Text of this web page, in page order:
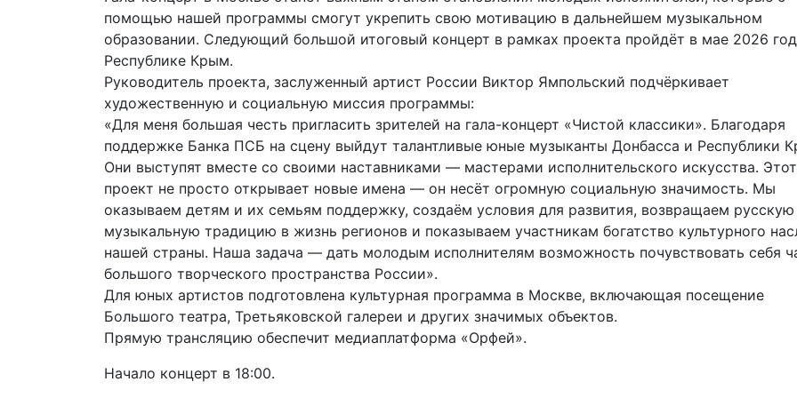
помощью нашей программы смогут укрепить свою мотивацию в дальнейшем музыкальном
образовании. Следующий большой итоговый концерт в рамках проекта пройдёт в мае 2026
Республике Крым.
Руководитель проекта, заслуженный артист России Виктор Ямпольский подчёркивает
художественную и социальную миссия программы:
«Для меня большая честь пригласить зрителей на гала-концерт «Чистой классики». Благодаря
поддержке Банка ПСБ на сцену выйдут талантливые юные музыканты Донбасса и Республики
Они выступят вместе со своими наставниками — мастерами исполнительского искусства. Этот
проект не просто открывает новые имена — он несёт огромную социальную значимость. Мы
оказываем детям и их семьям поддержку, создаём условия для развития, возвращаем русскую
музыкальную традицию в жизнь регионов и показываем участникам богатство культурного
нашей страны. Наша задача — дать молодым исполнителям возможность почувствовать себя
большого творческого пространства России».
Для юных артистов подготовлена культурная программа в Москве, включающая посещение
Большого театра, Третьяковской галереи и других значимых объектов.
Прямую трансляцию обеспечит медиаплатформа «Орфей».
Начало концерт в 18:00.